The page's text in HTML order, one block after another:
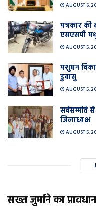
AUGUST 6,
पत्रकार
एसएसपी
AUGUST 5,
पशुधन
डुवासु
AUGUST 5,
सर्वसम्मति
जिलाध्यक्ष
AUGUST 5,
सख्त जुर्माने का